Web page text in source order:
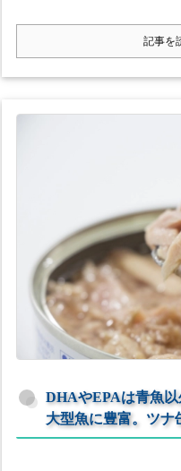
記事を
DHAやEPAは青魚
大型魚に豊富。ツナ